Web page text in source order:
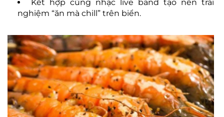
Kết hợp cùng nhạc live band tạo nên trải
nghiệm “ăn mà chill” trên biển.